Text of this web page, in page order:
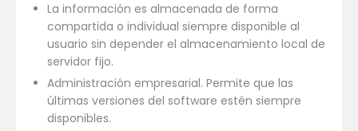
La información es almacenada de forma
compartida o individual siempre disponible al
usuario sin depender el almacenamiento local de
servidor fijo.
Administración empresarial. Permite que las
últimas versiones del software estén siempre
disponibles.